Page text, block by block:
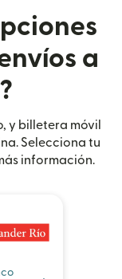
a
y billetera móvil
Selecciona tu
información.